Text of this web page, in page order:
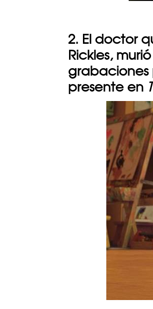
2. El doctor
Rickles,
grabaciones
presente en